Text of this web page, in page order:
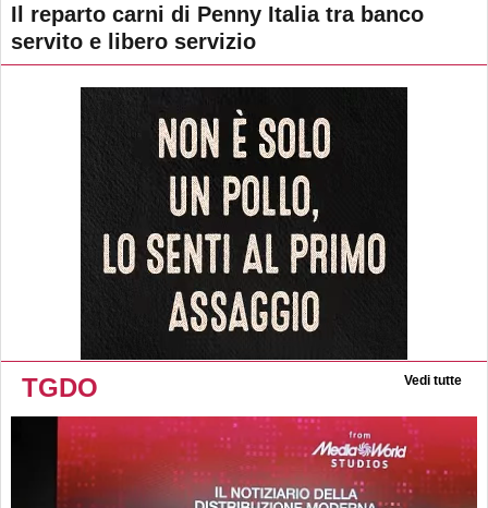
Il reparto carni di Penny Italia tra banco
servito e libero servizio
TGDO Vedi tutte